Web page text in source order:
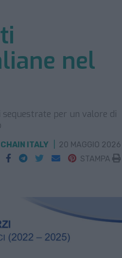
nel
per un valore di
ITALY
20 MAGGIO 2026
STAMPA